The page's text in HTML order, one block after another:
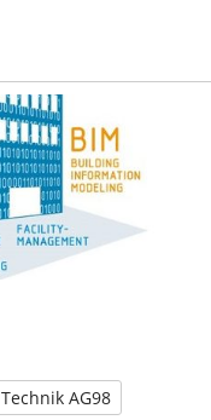
Technik AG98